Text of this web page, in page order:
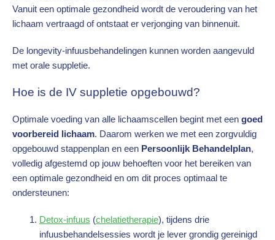
Vanuit een optimale gezondheid wordt de veroudering van het
lichaam vertraagd of ontstaat er verjonging van binnenuit.
De longevity-infuusbehandelingen kunnen worden aangevuld
met orale suppletie.
Hoe is de IV suppletie opgebouwd?
Optimale voeding van alle lichaamscellen begint met een goed
voorbereid lichaam. Daarom werken we met een zorgvuldig
opgebouwd stappenplan en een Persoonlijk Behandelplan,
volledig afgestemd op jouw behoeften voor het bereiken van
een optimale gezondheid en om dit proces optimaal te
ondersteunen:
Detox-infuus (chelatietherapie), tijdens drie
infuusbehandelsessies wordt je lever grondig gereinigd